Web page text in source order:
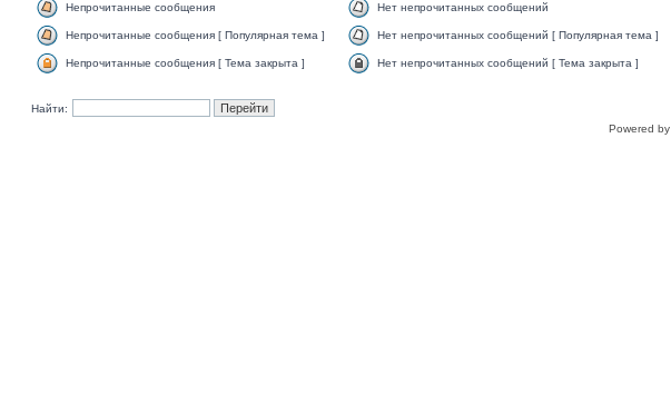
Непрочитанные сообщения Нет непрочитанных сообщений
Непрочитанные сообщения [ Популярная тема ] Нет непрочитанных сообщений [ Популярная тема ]
Непрочитанные сообщения [ Тема закрыта ] Нет непрочитанных сообщений [ Тема закрыта ]
Найти:
Powered by